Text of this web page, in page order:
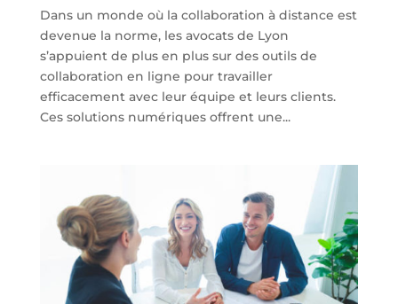
Dans un monde où la collaboration à distance est
devenue la norme, les avocats de Lyon
s’appuient de plus en plus sur des outils de
collaboration en ligne pour travailler
efficacement avec leur équipe et leurs clients.
Ces solutions numériques offrent une...